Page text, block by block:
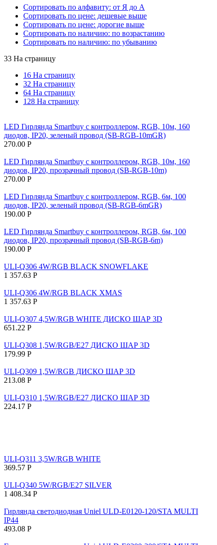
Сортировать по алфавиту: от Я до А
Сортировать по цене: дешевые выше
Сортировать по цене: дорогие выше
Сортировать по наличию: по возрастанию
Сортировать по наличию: по убыванию
33 На страницу
16 На страницу
32 На страницу
64 На страницу
128 На страницу
LED Гирлянда Smartbuy с контроллером, RGB, 10м, 160
диодов, IP20, зеленый провод (SB-RGB-10mGR)
270.00 Р
LED Гирлянда Smartbuy с контроллером, RGB, 10м, 160
диодов, IP20, прозрачный провод (SB-RGB-10m)
270.00 Р
LED Гирлянда Smartbuy с контроллером, RGB, 6м, 100
диодов, IP20, зеленый провод (SB-RGB-6mGR)
190.00 Р
LED Гирлянда Smartbuy с контроллером, RGB, 6м, 100
диодов, IP20, прозрачный провод (SB-RGB-6m)
190.00 Р
ULI-Q306 4W/RGB BLACK SNOWFLAKE
1 357.63 Р
ULI-Q306 4W/RGB BLACK XMAS
1 357.63 Р
ULI-Q307 4,5W/RGB WHITE ДИСКО ШАР 3D
651.22 Р
ULI-Q308 1,5W/RGB/E27 ДИСКО ШАР 3D
179.99 Р
ULI-Q309 1,5W/RGB ДИСКО ШАР 3D
213.08 Р
ULI-Q310 1,5W/RGB/Е27 ДИСКО ШАР 3D
224.17 Р
ULI-Q311 3,5W/RGB WHITE
369.57 Р
ULI-Q340 5W/RGB/E27 SILVER
1 408.34 Р
Гирлянда светодиодная Uniel ULD-E0120-120/STA MULTI
IP44
493.08 Р